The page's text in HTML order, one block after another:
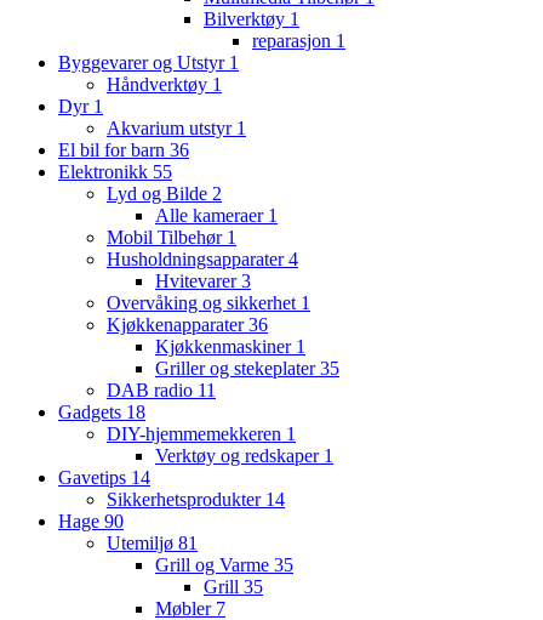
Bilverktøy 1
reparasjon 1
Byggevarer og Utstyr 1
Håndverktøy 1
Dyr 1
Akvarium utstyr 1
El bil for barn 36
Elektronikk 55
Lyd og Bilde 2
Alle kameraer 1
Mobil Tilbehør 1
Husholdningsapparater4
Hvitevarer3
Overvåking og sikkerhet 1
Kjøkkenapparater36
Kjøkkenmaskiner 1
Griller og stekeplater35
DAB radio 11
Gadgets 18
DIY-hjemmemekkeren 1
Verktøy og redskaper 1
Gavetips 14
Sikkerhetsprodukter 14
Hage 90
Utemiljø 81
Grill og Varme 35
Grill 35
Møbler 7